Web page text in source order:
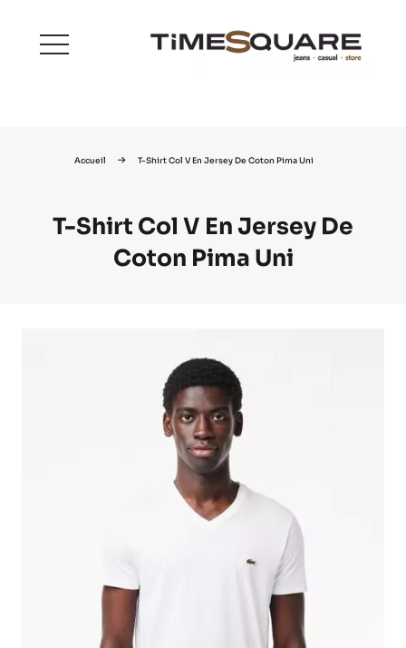
menu
Accueil T-Shirt Col V En Jersey De Coton Pima Uni
T-Shirt Col V En Jersey De
Coton Pima Uni